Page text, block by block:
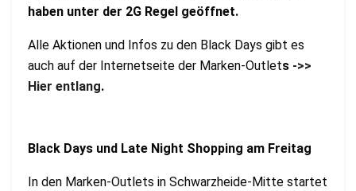
haben unter der 2G Regel geöffnet.
Alle Aktionen und Infos zu den Black Days gibt es
auch auf der Internetseite der Marken-Outlets ->>
Hier entlang.
Black Days und Late Night Shopping am Freitag
In den Marken-Outlets in Schwarzheide-Mitte startet